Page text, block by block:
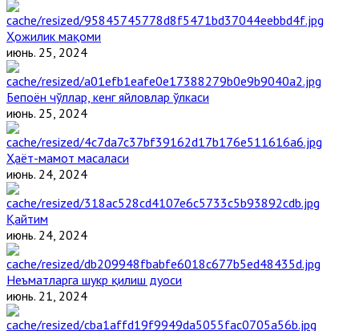
Ҳожилик мақоми
июнь. 25, 2024
Бепоён чўллар, кенг яйловлар ўлкаси
июнь. 25, 2024
Ҳаёт-мамот масаласи
июнь. 24, 2024
Қайтим
июнь. 24, 2024
Неъматларга шукр қилиш дуоси
июнь. 21, 2024